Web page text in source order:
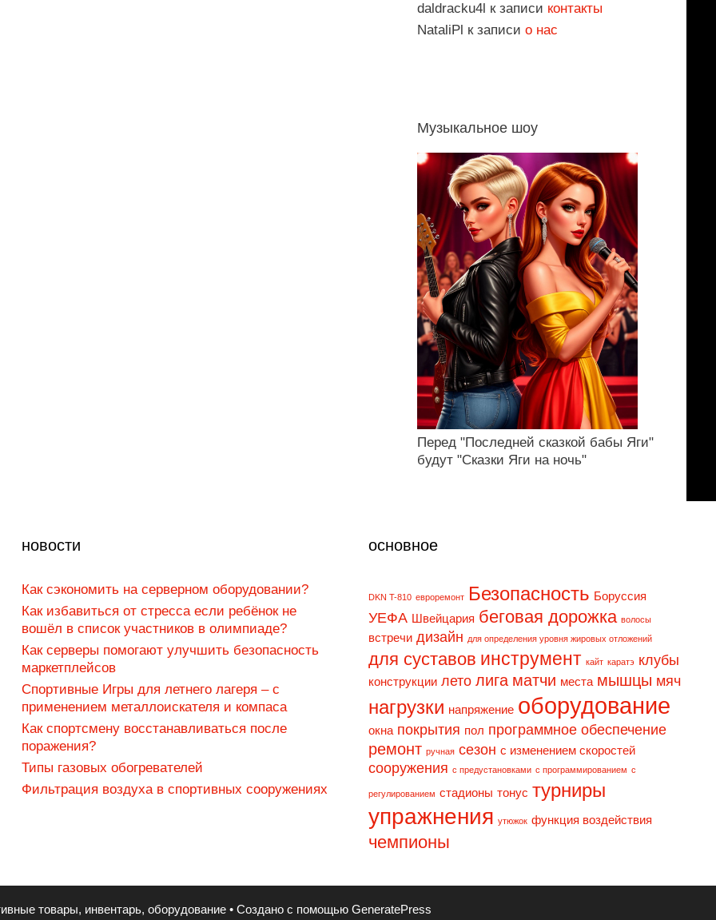
daldracku4l к записи контакты
NataliPl к записи о нас
Музыкальное шоу
Перед "Последней сказкой бабы Яги"
будут "Сказки Яги на ночь"
новости
Как сэкономить на серверном оборудовании?
Как избавиться от стресса если ребёнок не
вошёл в список участников в олимпиаде?
Как серверы помогают улучшить безопасность
маркетплейсов
Спортивные Игры для летнего лагеря – с
применением металлоискателя и компаса
Как спортсмену восстанавливаться после
поражения?
Типы газовых обогревателей
Фильтрация воздуха в спортивных сооружениях
основное
DKN T-810 eвpopeмoнт Безопасность Боруссия
УЕФА Швейцария беговая дорожка волосы
встречи дизaйн для определения уровня жировых отложений
для суставов инструмент кайт каратэ клубы
конструкции лето лига матчи места мышцы мяч
нагрузки напряжение оборудование
окна покрытия пол программное обеспечение
ремонт ручная сезон с изменением скоростей
сооружения с предустановками с программированием с
регулированием стадионы тонус турниры
упражнения утюжок функция воздействия
чемпионы
товары, инвентарь, оборудование • Создано с помощью GeneratePress